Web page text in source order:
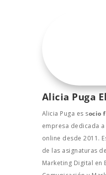
Alicia Puga
Alicia Puga es socio
empresa dedicada
online desde 2011.
de las asignaturas
Marketing Digital en